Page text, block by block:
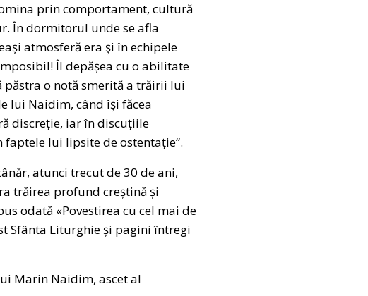
prin comportament, cultură
În dormitorul unde se afla
atmosferă era şi în echipele
Îl depășea cu o abilitate
o notă smerită a trăirii lui
lui Naidim, când îşi făcea
discreție, iar în discuțiile
lui lipsite de ostentație“.
atunci trecut de 30 de ani,
trăirea profund creștină și
odată «Povestirea cu cel mai de
Sfânta Liturghie și pagini întregi
Marin Naidim, ascet al